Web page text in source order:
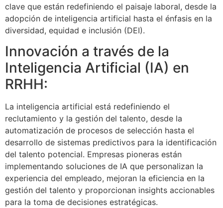
clave que están redefiniendo el paisaje laboral, desde la
adopción de inteligencia artificial hasta el énfasis en la
diversidad, equidad e inclusión (DEI).
Innovación a través de la
Inteligencia Artificial (IA) en
RRHH:
La inteligencia artificial está redefiniendo el
reclutamiento y la gestión del talento, desde la
automatización de procesos de selección hasta el
desarrollo de sistemas predictivos para la identificación
del talento potencial. Empresas pioneras están
implementando soluciones de IA que personalizan la
experiencia del empleado, mejoran la eficiencia en la
gestión del talento y proporcionan insights accionables
para la toma de decisiones estratégicas.